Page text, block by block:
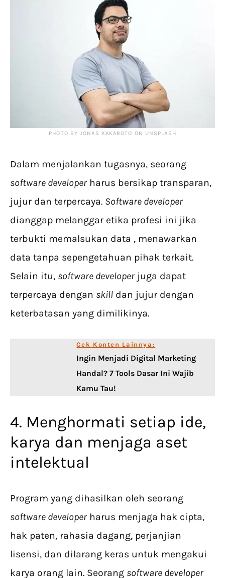
PHOTO BY JONAS KAKAROTO ON UNSPLASH
Dalam menjalankan tugasnya, seorang
software developer harus bersikap transparan,
jujur dan terpercaya. Software developer
dianggap melanggar etika profesi ini jika
terbukti memalsukan data , menawarkan
data tanpa sepengetahuan pihak terkait.
Selain itu, software developer juga dapat
terpercaya dengan skill dan jujur dengan
keterbatasan yang dimilikinya.
Cek Konten Lainnya:
Ingin Menjadi Digital Marketing
Handal? 7 Tools Dasar Ini Wajib
Kamu Tau!
4. Menghormati setiap ide,
karya dan menjaga aset
intelektual
Program yang dihasilkan oleh seorang
software developer harus menjaga hak cipta,
hak paten, rahasia dagang, perjanjian
lisensi, dan dilarang keras untuk mengakui
karya orang lain. Seorang software developer